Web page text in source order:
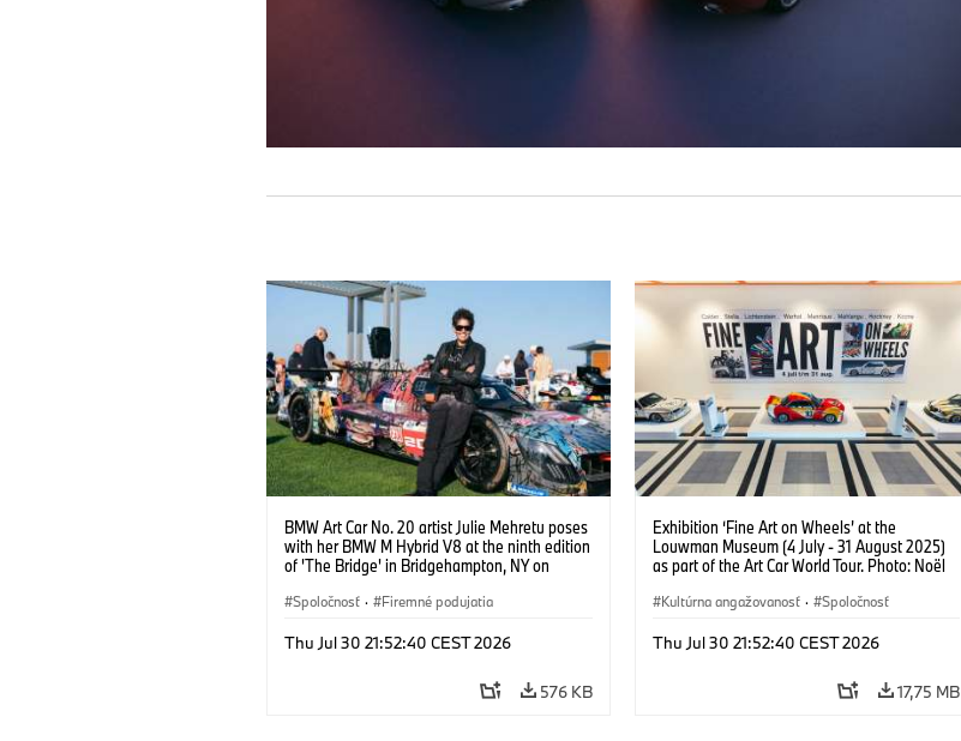
BMW Art Car No. 20 artist Julie Mehretu poses
with her BMW M Hybrid V8 at the ninth edition
of 'The Bridge' in Bridgehampton, NY on
@benfrankephoto.
Spoločnosť · Firemné podujatia
Thu Jul 30 21:52:40 CEST 2026
576 KB
Exhibition ‘Fine Art on Wheels’ at the
Louwman Museum (4 July - 31 August 2025)
as part of the Art Car World Tour. Photo: Noël
Kultúrna angažovanosť · Spoločnosť
Thu Jul 30 21:52:40 CEST 2026
17,75 MB